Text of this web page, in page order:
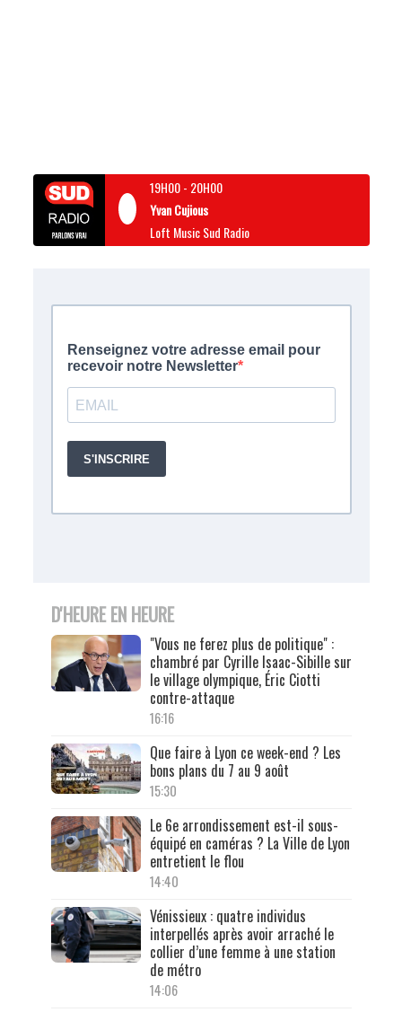
19H00- 20H00
Yvan Cujious
Loft Music Sud Radio
D'HEURE EN HEURE
"Vous ne ferez plus de politique" :
chambré par Cyrille Isaac-Sibille sur
le village olympique, Éric Ciotti
contre-attaque
16:16
Que faire à Lyon ce week-end ? Les
bons plans du 7 au 9 août
15:30
Le 6e arrondissement est-il sous-
équipé en caméras ? La Ville de Lyon
entretient le flou
14:40
Vénissieux : quatre individus
interpellés après avoir arraché le
collier d’une femme à une station
de métro
14:06